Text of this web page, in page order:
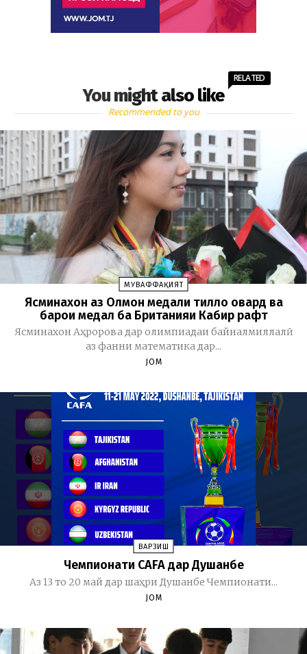
You might also like
RELATED
Recommended to you
МУВАФФАҚИЯТ
Ясминахон аз Олмон медали тилло овард ва
барои медал ба Британияи Кабир рафт
Ясминахон Аҳророва дар олимпиадаи байналмиллалӣ
аз фанни математика дар...
JOM
ВАРЗИШ
Чемпионати CAFA дар Душанбе
Аз 13 то 20 май дар шаҳри Душанбе Чемпионати...
JOM